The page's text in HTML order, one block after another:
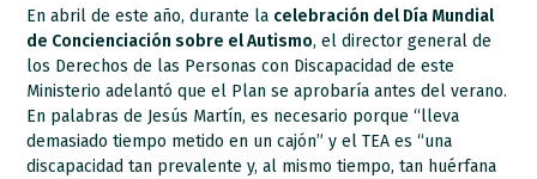
En abril de este año, durante la celebración del Día Mundial
de Concienciación sobre el Autismo, el director general de
los Derechos de las Personas con Discapacidad de este
Ministerio adelantó que el Plan se aprobaría antes del verano.
En palabras de Jesús Martín, es necesario porque “lleva
demasiado tiempo metido en un cajón” y el TEA es “una
discapacidad tan prevalente y, al mismo tiempo, tan huérfana